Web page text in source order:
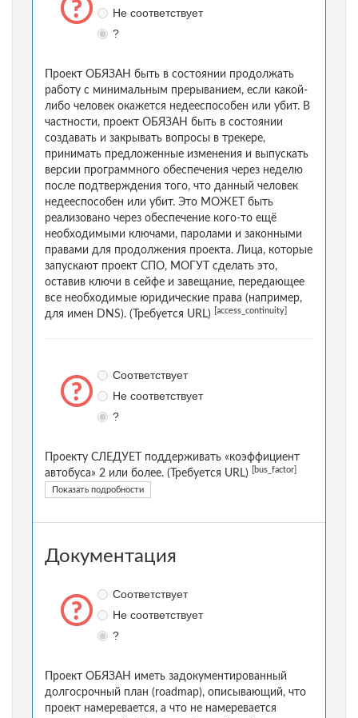
Не соответствует
?
Проект ОБЯЗАН быть в состоянии продолжать
работу с минимальным прерыванием, если какой-
либо человек окажется недееспособен или убит. В
частности, проект ОБЯЗАН быть в состоянии
создавать и закрывать вопросы в трекере,
принимать предложенные изменения и выпускать
версии программного обеспечения через неделю
после подтверждения того, что данный человек
недееспособен или убит. Это МОЖЕТ быть
реализовано через обеспечение кого-то ещё
необходимыми ключами, паролами и законными
правами для продолжения проекта. Лица, которые
запускают проект СПО, МОГУТ сделать это,
оставив ключи в сейфе и завещание, передающее
все необходимые юридические права (например,
для имен DNS). (Требуется URL)
[access_continuity]
Соответствует
Не соответствует
?
Проекту СЛЕДУЕТ поддерживать «коэффициент
автобуса» 2 или более. (Требуется URL)
[bus_factor]
Показать подробности
Документация
Соответствует
Не соответствует
?
Проект ОБЯЗАН иметь задокументированный
долгосрочный план (roadmap), описывающий, что
проект намеревается, а что не намеревается